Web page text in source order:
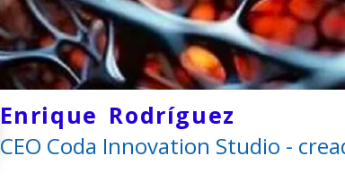
Enrique Rodríguez
CEO Coda Innovation Studio -